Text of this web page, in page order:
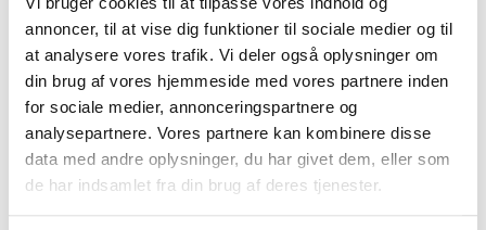
annoncer, til at vise dig funktioner til sociale medier og til
at analysere vores trafik. Vi deler også oplysninger om
din brug af vores hjemmeside med vores partnere inden
for sociale medier, annonceringspartnere og
analysepartnere. Vores partnere kan kombinere disse
data med andre oplysninger, du har givet dem, eller som
de har indsamlet fra din brug af deres tjenester.